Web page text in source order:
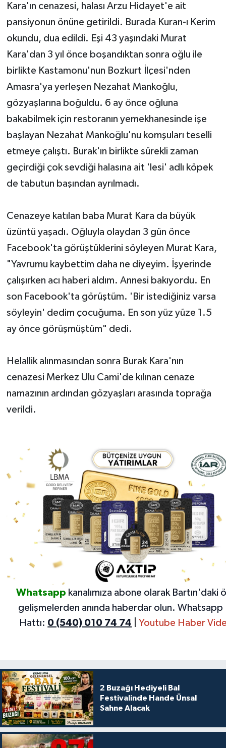
Kara'ın cenazesi, halası Arzu Hidayet'e ait
pansiyonun önüne getirildi. Burada Kuran-ı Kerim
okundu, dua edildi. Eşi 43 yaşındaki Murat
Kara'dan 3 yıl önce boşandıktan sonra oğlu ile
birlikte Kastamonu'nun Bozkurt İlçesi'nden
Amasra'ya yerleşen Nezahat Mankoğlu,
gözyaşlarına boğuldu. 6 ay önce oğluna
bakabilmek için restoranın yemekhanesinde işe
başlayan Nezahat Mankoğlu'nu komşuları teselli
etmeye çalıştı. Burak'ın birlikte sürekli zaman
geçirdiği çok sevdiği halasına ait 'lesi' adlı köpek
de tabutun başından ayrılmadı.
Cenazeye katılan baba Murat Kara da büyük
üzüntü yaşadı. Oğluyla olaydan 3 gün önce
Facebook'ta görüştüklerini söyleyen Murat Kara,
"Yavrumu kaybettim daha ne diyeyim. İşyerinde
çalışırken acı haberi aldım. Annesi bakıyordu. En
son Facebook'ta görüştüm. 'Bir istediğiniz varsa
söyleyin' dedim çocuğuma. En son yüz yüze 1.5
ay önce görüşmüştüm" dedi.
Helallik alınmasından sonra Burak Kara'nın
cenazesi Merkez Ulu Cami'de kılınan cenaze
namazının ardından gözyaşları arasında toprağa
verildi.
Whatsapp kanalımıza abone olarak Bartın'daki
gelişmelerden anında haberdar olun. Whatsapp
Hattı: 0 (540) 010 74 74 Youtube Haber
2 Buzağı Hediyeli Bal
Festivalinde Hande Ünsal
Sahne Alacak